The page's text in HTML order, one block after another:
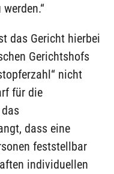
das Gericht hierbei
Gerichtshofs
nicht
für die
dass eine
feststellbar
individuellen